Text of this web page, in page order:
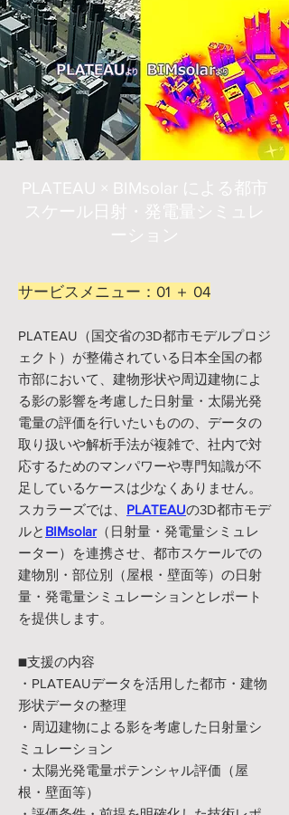
PLATEAU × BIMsolar による都市
スケール日射・発電量シミュレ
ーション
サービスメニュー：01 ＋ 04
PLATEAU（国交省の3D都市モデルプロジ
ェクト）が整備されている日本全国の都
市部において、建物形状や周辺建物によ
る影の影響を考慮した日射量・太陽光発
電量の評価を行いたいものの、データの
取り扱いや解析手法が複雑で、社内で対
応するためのマンパワーや専門知識が不
足しているケースは少なくありません。
スカラーズでは、 PLATEAUの3D都市モデ
ルと BIMsolar（日射量・発電量シミュレ
ーター）を連携させ、都市スケールでの
建物別・部位別（屋根・壁面等）の日射
量・発電量シミュレーションとレポート
を提供します。
■支援の内容
・PLATEAUデータを活用した都市・建物
形状データの整理
・周辺建物による影を考慮した日射量シ
ミュレーション
・太陽光発電量ポテンシャル評価（屋
根・壁面等）